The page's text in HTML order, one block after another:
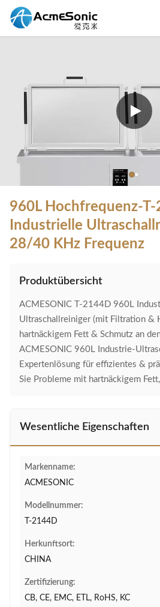
960L Hochfrequenz-
Industrielle
28/40 KHz Frequenz
Produktübersicht
ACMESONIC T-2144D 960L
Ultraschallreiniger (mit Filtration &
hartnäckigem Fett & Schmutz an
ACMESONIC 960L Industrie-
Expertenlösung für effizientes &
Sie Probleme mit hartnäckigem
Wesentliche Eigenschaften
Markenname:
ACMESONIC
Modellnummer:
T-2144D
Herkunftsort:
CHINA
Zertifizierung:
CB, CE, EMC, ETL, RoHS, KC